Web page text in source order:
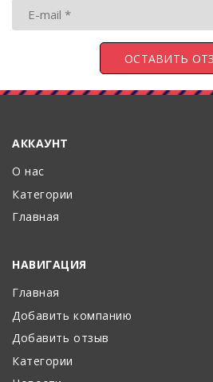
АККАУНТ
О нас
Категории
Главная
НАВИГАЦИЯ
Главная
Добавить компанию
Добавить отзыв
Категории